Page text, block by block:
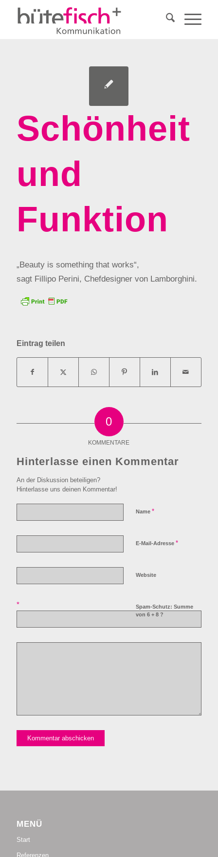
Schönheit
und
Funktion
„Beauty is something that works“,
sagt Fillipo Perini, Chefdesigner von Lamborghini.
Eintrag teilen
0
KOMMENTARE
Hinterlasse einen Kommentar
An der Diskussion beteiligen?
Hinterlasse uns deinen Kommentar!
Name *
E-Mail-Adresse *
Website
Spam-Schutz: Summe
von 6 + 8 ?
*
MENÜ
Start
Referenzen